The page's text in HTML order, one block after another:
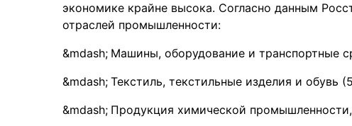
экономике крайне высока. Согласно данным
отраслей промышленности:
Машины, оборудование и транспортные
Текстиль, текстильные изделия и обувь
Продукция химической промышленности,